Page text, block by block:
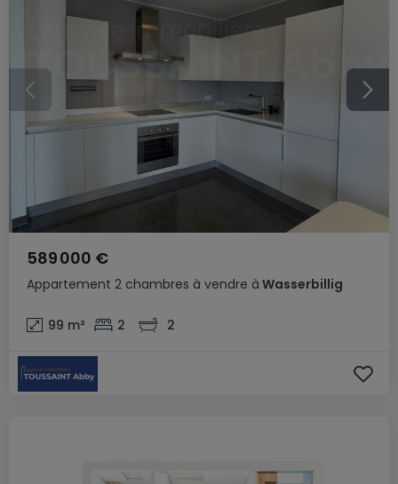
Appartement 2 chambres à vendre à Wasserbillig
589 000 €
99 m² 2 2